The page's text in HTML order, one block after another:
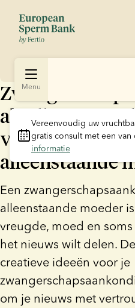
Menu
Vereenvoudig uw
gratis consult met een van
informatie
als
vertelt u de
alleenstaande
Een
alleenstaande moeder
vreugde, moed en
het nieuws wilt delen.
creatieve ideeën voor je
om je nieuws met